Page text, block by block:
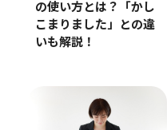
の使い方とは？「かし
こまりました」との違
いも解説！